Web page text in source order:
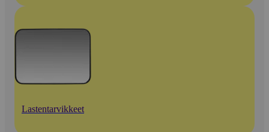
Lastentarvikkeet